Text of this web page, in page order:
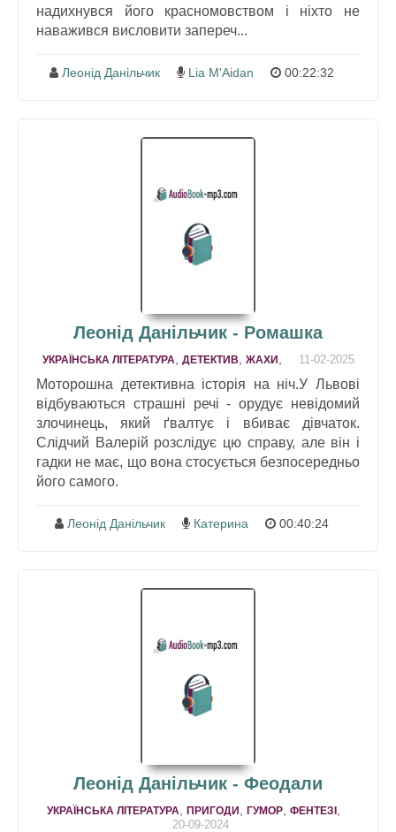
нaдихнувся його крaсномовством і ніхто не
нaвaжився висловити зaпереч...
Леонід Данільчик Lia M'Aidan 00:22:32
Леонід Данільчик - Ромашка
УКРАЇНСЬКА ЛІТЕРАТУРА ДЕТЕКТИВ ЖАХИ 11-02-2025
Моторошна детективна історія на ніч.У Львові
відбуваються страшні речі - орудує невідомий
злочинець, який ґвалтує і вбиває дівчаток.
Слідчий Валерій розслідує цю справу, але він і
гадки не має, що вона стосується безпосередньо
його самого.
Леонід Данільчик Катерина 00:40:24
Леонід Данільчик - Феодали
УКРАЇНСЬКА ЛІТЕРАТУРА ПРИГОДИ ГУМОР ФЕНТЕЗІ
20-09-2024